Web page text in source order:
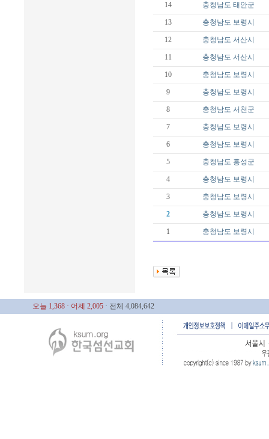
14 충청남도 태안군
13 충청남도 보령시
12 충청남도 서산시
11 충청남도 서산시
10 충청남도 보령시
9 충청남도 보령시
8 충청남도 서천군
7 충청남도 보령시
6 충청남도 보령시
5 충청남도 홍성군
4 충청남도 보령시
3 충청남도 보령시
2 충청남도 보령시
1 충청남도 보령시
오늘 1,368 · 어제 2,005 · 전체 4,084,642